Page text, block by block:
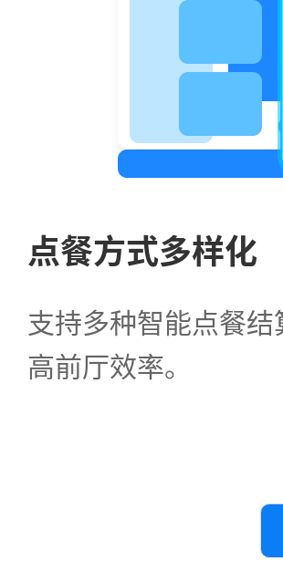
点餐方式多样化
支持多种智能点餐
高前厅效率。